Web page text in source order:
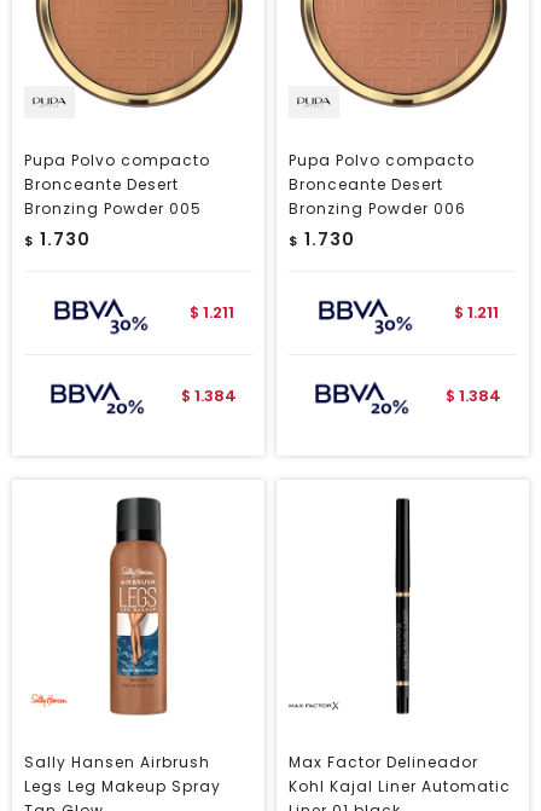
Pupa Polvo compacto
Bronceante Desert
Bronzing Powder 005
$ 1.730
$ 1.211
$ 1.384
Pupa Polvo compacto
Bronceante Desert
Bronzing Powder 006
$ 1.730
$ 1.211
$ 1.384
Sally Hansen Airbrush
Legs Leg Makeup Spray
Max Factor Delineador
Kohl Kajal Liner Automatic